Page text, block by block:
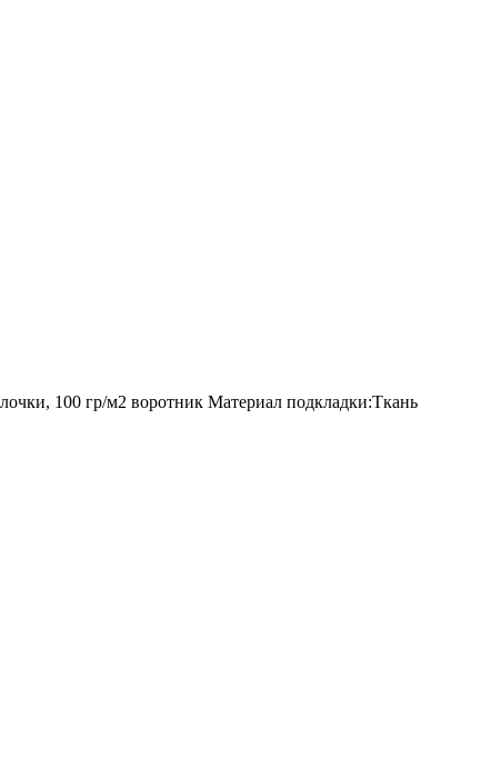
100 гр/м2 воротник Материал подкладки:Ткань